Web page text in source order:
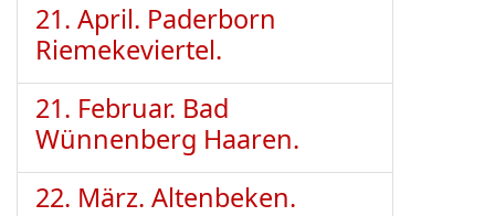
21. April. Paderborn
Riemekeviertel.
21. Februar. Bad
Wünnenberg Haaren.
22. März. Altenbeken.